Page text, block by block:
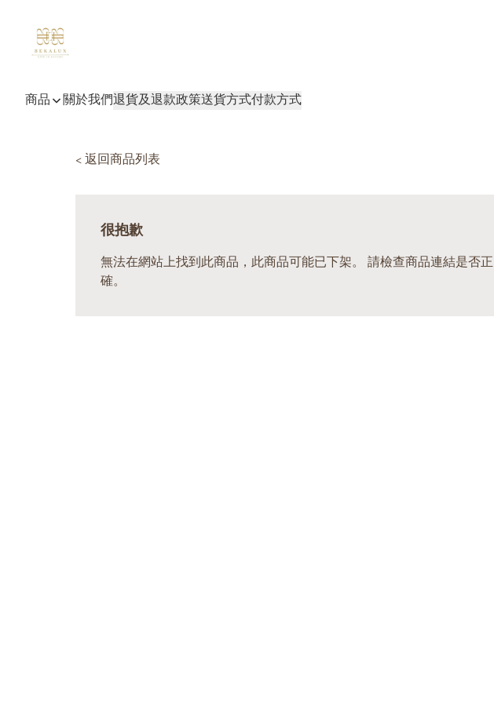
商品 關於我們退貨及退款政策送貨方式付款方式
< 返回商品列表
很抱歉
無法在網站上找到此商品，此商品可能已下架。 請檢查商品連結是否正
確。